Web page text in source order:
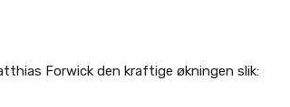
Forwick den kraftige økningen slik: